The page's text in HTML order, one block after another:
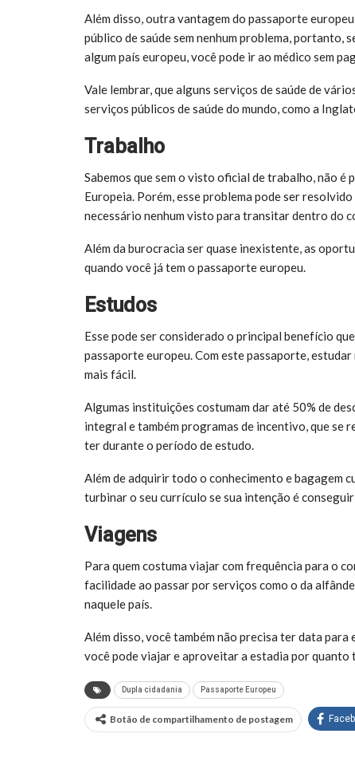
Além disso, outra vantagem do passaporte
público de saúde sem nenhum problema, portanto,
algum país europeu, você pode ir ao médico sem
Vale lembrar, que alguns serviços de saúde de
serviços públicos de saúde do mundo, como a
Trabalho
Sabemos que sem o visto oficial de trabalho, não
Europeia. Porém, esse problema pode ser
necessário nenhum visto para transitar dentro do
Além da burocracia ser quase inexistente, as
quando você já tem o passaporte europeu.
Estudos
Esse pode ser considerado o principal benefício
passaporte europeu. Com este passaporte,
mais fácil.
Algumas instituições costumam dar até 50% de
integral e também programas de incentivo, que se
ter durante o período de estudo.
Além de adquirir todo o conhecimento e bagagem
turbinar o seu currículo se sua intenção é
Viagens
Para quem costuma viajar com frequência para o
facilidade ao passar por serviços como o da
naquele país.
Além disso, você também não precisa ter data
você pode viajar e aproveitar a estadia por quanto
Dupla cidadania Passaporte Europeu
Botão de compartilhamento de postagem